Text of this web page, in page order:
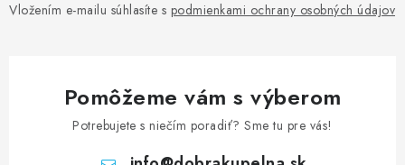
Vložením e-mailu súhlasíte s podmienkami ochrany osobných údajov
Pomôžeme vám s výberom
Potrebujete s niečím poradiť? Sme tu pre vás!